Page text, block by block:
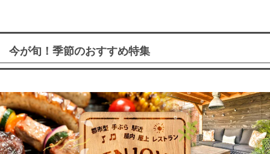
今が旬！季節のおすすめ特集